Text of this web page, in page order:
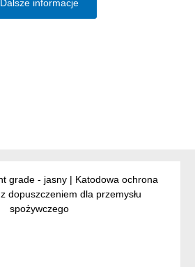
Dalsze informacje